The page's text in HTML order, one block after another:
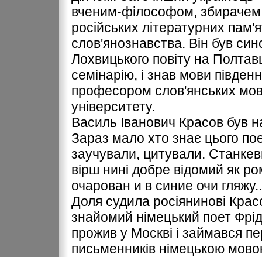
вченим-філософом, збирачем
російських літературних
слов'янознавства. Він був
Лохвицького повіту на
семінарію, і знав мови
професором слов'янських мов
університету.
Василь Іванович Красов був
Зараз мало хто знає цього
заучували, цитували.
вірш нині добре відомий як
очарован и в синие очи
Доля судила росіянинові
знайомий німецький поет
прожив у Москві і займався
письменників німецькою